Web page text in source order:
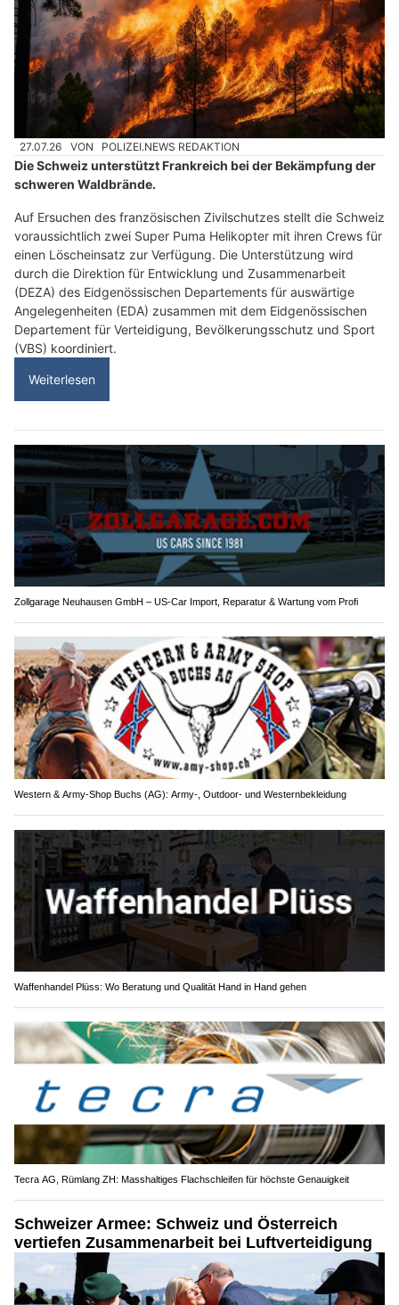
27.07.26 VON POLIZEI.NEWS REDAKTION
Die Schweiz unterstützt Frankreich bei der Bekämpfung der
schweren Waldbrände.
Auf Ersuchen des französischen Zivilschutzes stellt die Schweiz
voraussichtlich zwei Super Puma Helikopter mit ihren Crews für
einen Löscheinsatz zur Verfügung. Die Unterstützung wird
durch die Direktion für Entwicklung und Zusammenarbeit
(DEZA) des Eidgenössischen Departements für auswärtige
Angelegenheiten (EDA) zusammen mit dem Eidgenössischen
Departement für Verteidigung, Bevölkerungsschutz und Sport
(VBS) koordiniert.
Weiterlesen
Zollgarage Neuhausen GmbH – US-Car Import, Reparatur & Wartung vom Profi
Western & Army-Shop Buchs (AG): Army-, Outdoor- und Westernbekleidung
Waffenhandel Plüss: Wo Beratung und Qualität Hand in Hand gehen
Tecra AG, Rümlang ZH: Masshaltiges Flachschleifen für höchste Genauigkeit
Schweizer Armee: Schweiz und Österreich
vertiefen Zusammenarbeit bei Luftverteidigung